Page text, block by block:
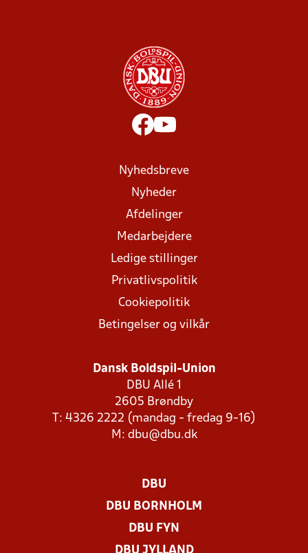
Nyhedsbreve
Nyheder
Afdelinger
Medarbejdere
Ledige stillinger
Privatlivspolitik
Cookiepolitik
Betingelser og vilkår
Dansk Boldspil-Union
DBU Allé 1
2605 Brøndby
T: 4326 2222 (mandag - fredag 9-16)
M: dbu@dbu.dk
DBU
DBU BORNHOLM
DBU FYN